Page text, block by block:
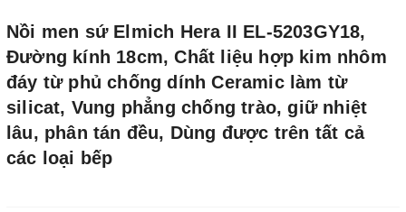
Nồi men sứ Elmich Hera II EL-5203GY18,
Đường kính 18cm, Chất liệu hợp kim nhôm
đáy từ phủ chống dính Ceramic làm từ
silicat, Vung phẳng chống trào, giữ nhiệt
lâu, phân tán đều, Dùng được trên tất cả
các loại bếp